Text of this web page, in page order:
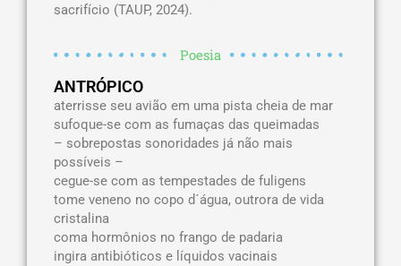
sacrifício (TAUP, 2024).
Poesia
ANTRÓPICO
aterrisse seu avião em uma pista cheia de mar
sufoque-se com as fumaças das queimadas
– sobrepostas sonoridades já não mais
possíveis –
cegue-se com as tempestades de fuligens
tome veneno no copo d´água, outrora de vida
cristalina
coma hormônios no frango de padaria
ingira antibióticos e líquidos vacinais